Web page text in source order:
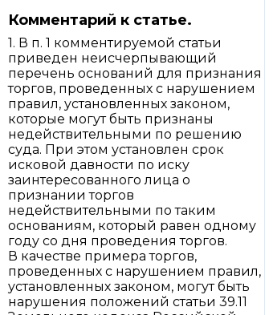
Комментарий к статье.
1. В п. 1 комментируемой статьи
приведен неисчерпывающий
перечень оснований для признания
торгов, проведенных с нарушением
правил, установленных законом,
которые могут быть признаны
недействительными по решению
суда. При этом установлен срок
исковой давности по иску
заинтересованного лица о
признании торгов
недействительными по таким
основаниям, который равен одному
году со дня проведения торгов.
В качестве примера торгов,
проведенных с нарушением правил,
установленных законом, могут быть
нарушения положений статьи 39.11